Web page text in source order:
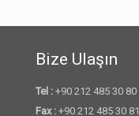
Bize Ulaşın
Tel : +90 212 485 30 80
Fax : +90 212 485 30 81